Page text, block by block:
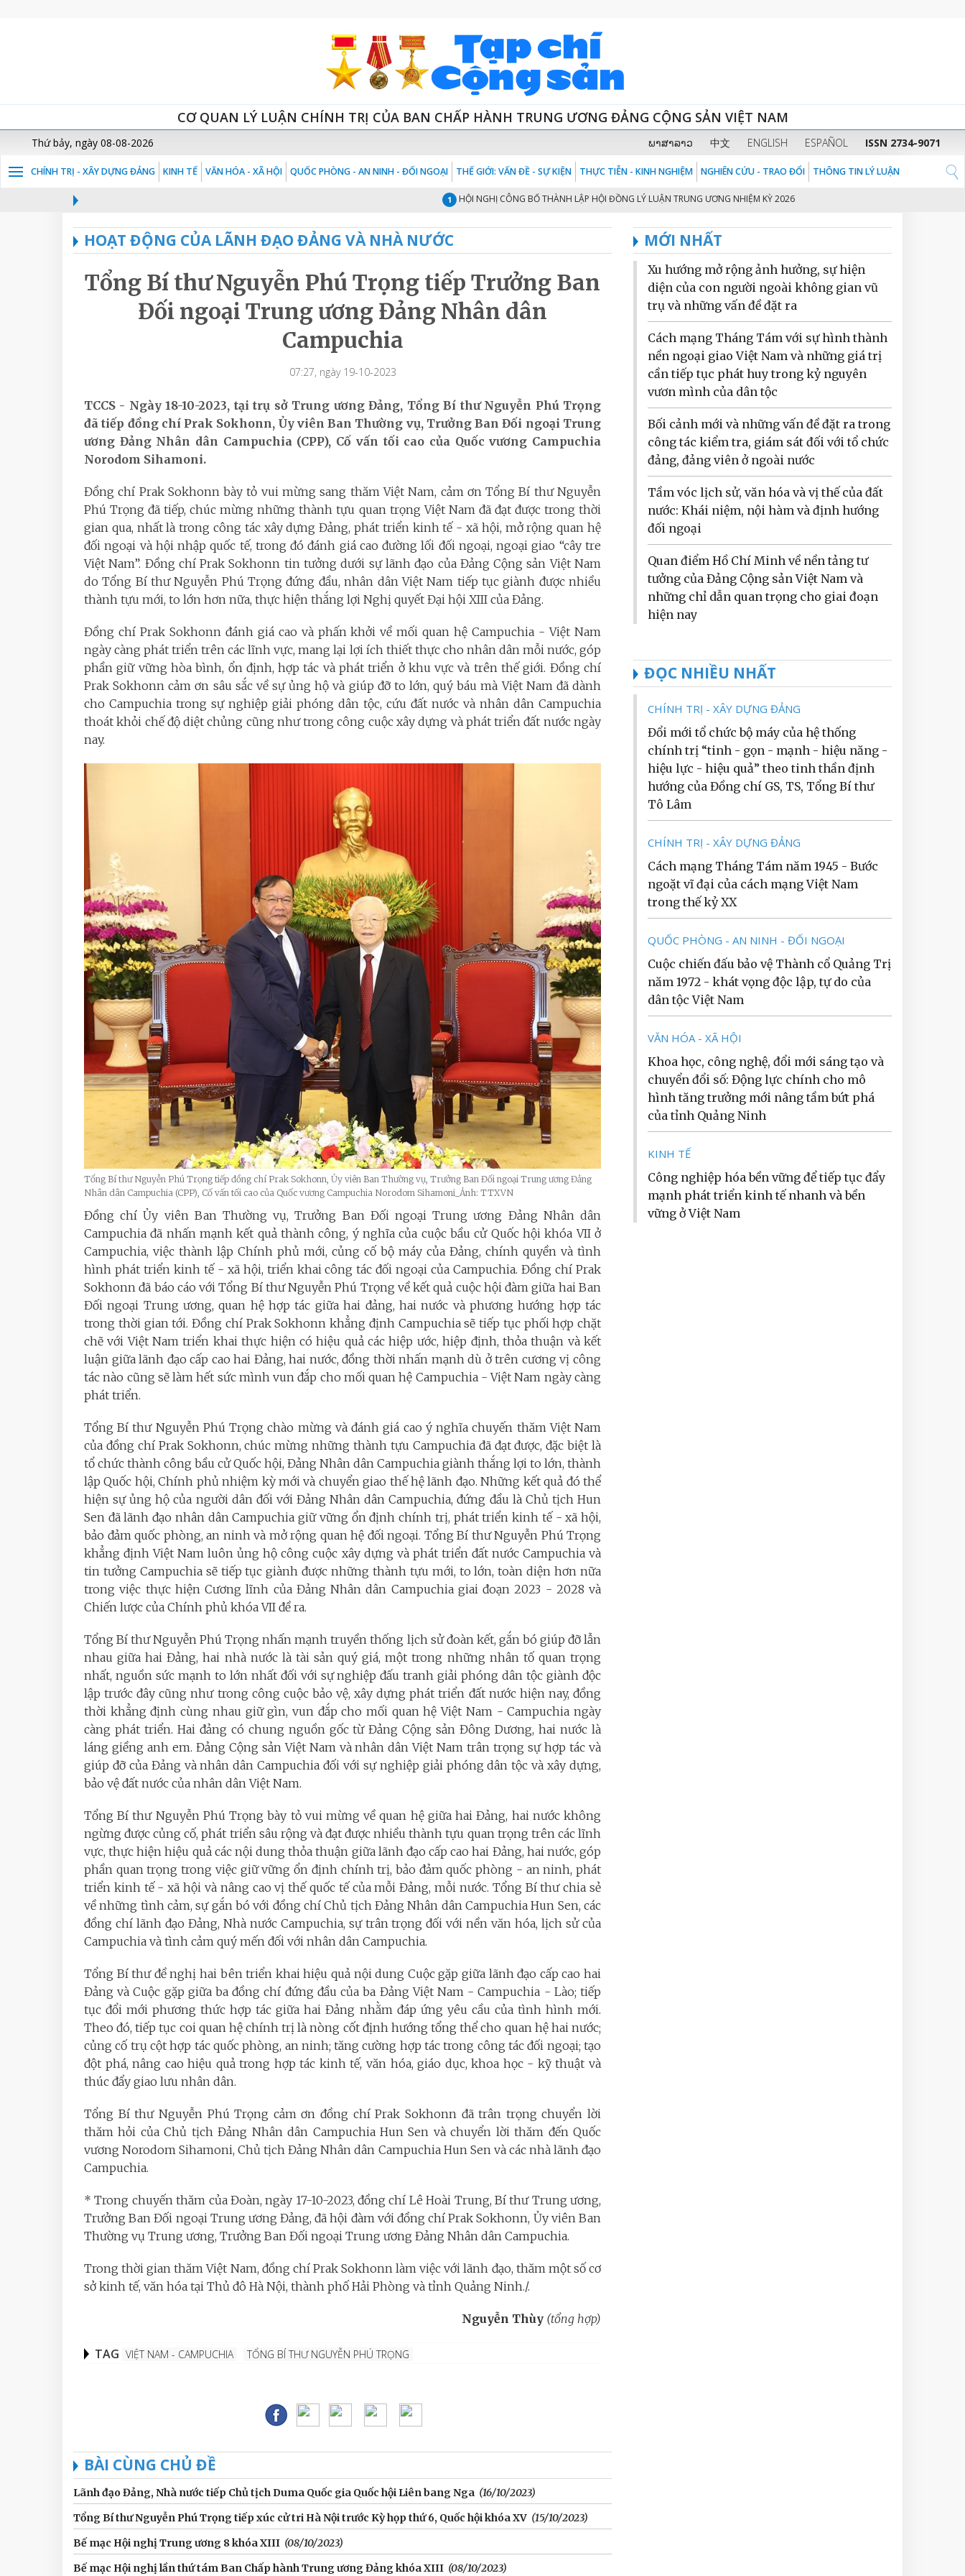
CƠ QUAN LÝ LUẬN CHÍNH TRỊ CỦA BAN CHẤP HÀNH TRUNG ƯƠNG ĐẢNG CỘNG SẢN VIỆT NAM
Thứ bảy, ngày 08-08-2026 ພາສາລາວ 中文 ENGLISH ESPAÑOL ISSN 2734-9071
CHÍNH TRỊ - XÂY DỰNG ĐẢNG KINH TẾ VĂN HÓA - XÃ HỘI QUỐC PHÒNG - AN NINH - ĐỐI NGOẠI THẾ GIỚI: VẤN ĐỀ - SỰ KIỆN THỰC TIỄN - KINH NGHIỆM NGHIÊN CỨU - TRAO ĐỔI THÔNG TIN LÝ LUẬN
HỘI NGHỊ CÔNG BỐ THÀNH LẬP HỘI ĐỒNG LÝ LUẬN TRUNG ƯƠNG NHIỆM KỲ 2026 - 2031
HOẠT ĐỘNG CỦA LÃNH ĐẠO ĐẢNG VÀ NHÀ NƯỚC
Tổng Bí thư Nguyễn Phú Trọng tiếp Trưởng Ban
Đối ngoại Trung ương Đảng Nhân dân
Campuchia
07:27, ngày 19-10-2023
TCCS - Ngày 18-10-2023, tại trụ sở Trung ương Đảng, Tổng Bí thư Nguyễn Phú Trọng
đã tiếp đồng chí Prak Sokhonn, Ủy viên Ban Thường vụ, Trưởng Ban Đối ngoại Trung
ương Đảng Nhân dân Campuchia (CPP), Cố vấn tối cao của Quốc vương Campuchia
Norodom Sihamoni.
Đồng chí Prak Sokhonn bày tỏ vui mừng sang thăm Việt Nam, cảm ơn Tổng Bí thư Nguyễn
Phú Trọng đã tiếp, chúc mừng những thành tựu quan trọng Việt Nam đã đạt được trong thời
gian qua, nhất là trong công tác xây dựng Đảng, phát triển kinh tế - xã hội, mở rộng quan hệ
đối ngoại và hội nhập quốc tế, trong đó đánh giá cao đường lối đối ngoại, ngoại giao “cây tre
Việt Nam”. Đồng chí Prak Sokhonn tin tưởng dưới sự lãnh đạo của Đảng Cộng sản Việt Nam
do Tổng Bí thư Nguyễn Phú Trọng đứng đầu, nhân dân Việt Nam tiếp tục giành được nhiều
thành tựu mới, to lớn hơn nữa, thực hiện thắng lợi Nghị quyết Đại hội XIII của Đảng.
Đồng chí Prak Sokhonn đánh giá cao và phấn khởi về mối quan hệ Campuchia - Việt Nam
ngày càng phát triển trên các lĩnh vực, mang lại lợi ích thiết thực cho nhân dân mỗi nước, góp
phần giữ vững hòa bình, ổn định, hợp tác và phát triển ở khu vực và trên thế giới. Đồng chí
Prak Sokhonn cảm ơn sâu sắc về sự ủng hộ và giúp đỡ to lớn, quý báu mà Việt Nam đã dành
cho Campuchia trong sự nghiệp giải phóng dân tộc, cứu đất nước và nhân dân Campuchia
thoát khỏi chế độ diệt chủng cũng như trong công cuộc xây dựng và phát triển đất nước ngày
nay.
Tổng Bí thư Nguyễn Phú Trọng tiếp đồng chí Prak Sokhonn, Ủy viên Ban Thường vụ, Trưởng Ban Đối ngoại Trung ương Đảng
Nhân dân Campuchia (CPP), Cố vấn tối cao của Quốc vương Campuchia Norodom Sihamoni_Ảnh: TTXVN
Đồng chí Ủy viên Ban Thường vụ, Trưởng Ban Đối ngoại Trung ương Đảng Nhân dân
Campuchia đã nhấn mạnh kết quả thành công, ý nghĩa của cuộc bầu cử Quốc hội khóa VII ở
Campuchia, việc thành lập Chính phủ mới, củng cố bộ máy của Đảng, chính quyền và tình
hình phát triển kinh tế - xã hội, triển khai công tác đối ngoại của Campuchia. Đồng chí Prak
Sokhonn đã báo cáo với Tổng Bí thư Nguyễn Phú Trọng về kết quả cuộc hội đàm giữa hai Ban
Đối ngoại Trung ương, quan hệ hợp tác giữa hai đảng, hai nước và phương hướng hợp tác
trong thời gian tới. Đồng chí Prak Sokhonn khẳng định Campuchia sẽ tiếp tục phối hợp chặt
chẽ với Việt Nam triển khai thực hiện có hiệu quả các hiệp ước, hiệp định, thỏa thuận và kết
luận giữa lãnh đạo cấp cao hai Đảng, hai nước, đồng thời nhấn mạnh dù ở trên cương vị công
tác nào cũng sẽ làm hết sức mình vun đắp cho mối quan hệ Campuchia - Việt Nam ngày càng
phát triển.
Tổng Bí thư Nguyễn Phú Trọng chào mừng và đánh giá cao ý nghĩa chuyến thăm Việt Nam
của đồng chí Prak Sokhonn, chúc mừng những thành tựu Campuchia đã đạt được, đặc biệt là
tổ chức thành công bầu cử Quốc hội, Đảng Nhân dân Campuchia giành thắng lợi to lớn, thành
lập Quốc hội, Chính phủ nhiệm kỳ mới và chuyển giao thế hệ lãnh đạo. Những kết quả đó thể
hiện sự ủng hộ của người dân đối với Đảng Nhân dân Campuchia, đứng đầu là Chủ tịch Hun
Sen đã lãnh đạo nhân dân Campuchia giữ vững ổn định chính trị, phát triển kinh tế - xã hội,
bảo đảm quốc phòng, an ninh và mở rộng quan hệ đối ngoại. Tổng Bí thư Nguyễn Phú Trọng
khẳng định Việt Nam luôn ủng hộ công cuộc xây dựng và phát triển đất nước Campuchia và
tin tưởng Campuchia sẽ tiếp tục giành được những thành tựu mới, to lớn, toàn diện hơn nữa
trong việc thực hiện Cương lĩnh của Đảng Nhân dân Campuchia giai đoạn 2023 - 2028 và
Chiến lược của Chính phủ khóa VII đề ra.
Tổng Bí thư Nguyễn Phú Trọng nhấn mạnh truyền thống lịch sử đoàn kết, gắn bó giúp đỡ lẫn
nhau giữa hai Đảng, hai nhà nước là tài sản quý giá, một trong những nhân tố quan trọng
nhất, nguồn sức mạnh to lớn nhất đối với sự nghiệp đấu tranh giải phóng dân tộc giành độc
lập trước đây cũng như trong công cuộc bảo vệ, xây dựng phát triển đất nước hiện nay, đồng
thời khẳng định cùng nhau giữ gìn, vun đắp cho mối quan hệ Việt Nam - Campuchia ngày
càng phát triển. Hai đảng có chung nguồn gốc từ Đảng Cộng sản Đông Dương, hai nước là
láng giềng anh em. Đảng Cộng sản Việt Nam và nhân dân Việt Nam trân trọng sự hợp tác và
giúp đỡ của Đảng và nhân dân Campuchia đối với sự nghiệp giải phóng dân tộc và xây dựng,
bảo vệ đất nước của nhân dân Việt Nam.
Tổng Bí thư Nguyễn Phú Trọng bày tỏ vui mừng về quan hệ giữa hai Đảng, hai nước không
ngừng được củng cố, phát triển sâu rộng và đạt được nhiều thành tựu quan trọng trên các lĩnh
vực, thực hiện hiệu quả các nội dung thỏa thuận giữa lãnh đạo cấp cao hai Đảng, hai nước, góp
phần quan trọng trong việc giữ vững ổn định chính trị, bảo đảm quốc phòng - an ninh, phát
triển kinh tế - xã hội và nâng cao vị thế quốc tế của mỗi Đảng, mỗi nước. Tổng Bí thư chia sẻ
về những tình cảm, sự gắn bó với đồng chí Chủ tịch Đảng Nhân dân Campuchia Hun Sen, các
đồng chí lãnh đạo Đảng, Nhà nước Campuchia, sự trân trọng đối với nền văn hóa, lịch sử của
Campuchia và tình cảm quý mến đối với nhân dân Campuchia.
Tổng Bí thư đề nghị hai bên triển khai hiệu quả nội dung Cuộc gặp giữa lãnh đạo cấp cao hai
Đảng và Cuộc gặp giữa ba đồng chí đứng đầu của ba Đảng Việt Nam - Campuchia - Lào; tiếp
tục đổi mới phương thức hợp tác giữa hai Đảng nhằm đáp ứng yêu cầu của tình hình mới.
Theo đó, tiếp tục coi quan hệ chính trị là nòng cốt định hướng tổng thể cho quan hệ hai nước;
củng cố trụ cột hợp tác quốc phòng, an ninh; tăng cường hợp tác trong công tác đối ngoại; tạo
đột phá, nâng cao hiệu quả trong hợp tác kinh tế, văn hóa, giáo dục, khoa học - kỹ thuật và
thúc đẩy giao lưu nhân dân.
Tổng Bí thư Nguyễn Phú Trọng cảm ơn đồng chí Prak Sokhonn đã trân trọng chuyển lời
thăm hỏi của Chủ tịch Đảng Nhân dân Campuchia Hun Sen và chuyển lời thăm đến Quốc
vương Norodom Sihamoni, Chủ tịch Đảng Nhân dân Campuchia Hun Sen và các nhà lãnh đạo
Campuchia.
* Trong chuyến thăm của Đoàn, ngày 17-10-2023, đồng chí Lê Hoài Trung, Bí thư Trung ương,
Trưởng Ban Đối ngoại Trung ương Đảng, đã hội đàm với đồng chí Prak Sokhonn, Ủy viên Ban
Thường vụ Trung ương, Trưởng Ban Đối ngoại Trung ương Đảng Nhân dân Campuchia.
Trong thời gian thăm Việt Nam, đồng chí Prak Sokhonn làm việc với lãnh đạo, thăm một số cơ
sở kinh tế, văn hóa tại Thủ đô Hà Nội, thành phố Hải Phòng và tỉnh Quảng Ninh./.
Nguyễn Thùy (tổng hợp)
TAG VIỆT NAM - CAMPUCHIA TỔNG BÍ THƯ NGUYỄN PHÚ TRỌNG
BÀI CÙNG CHỦ ĐỀ
Lãnh đạo Đảng, Nhà nước tiếp Chủ tịch Duma Quốc gia Quốc hội Liên bang Nga (16/10/2023)
Tổng Bí thư Nguyễn Phú Trọng tiếp xúc cử tri Hà Nội trước Kỳ họp thứ 6, Quốc hội khóa XV (15/10/2023)
Bế mạc Hội nghị Trung ương 8 khóa XIII (08/10/2023)
Bế mạc Hội nghị lần thứ tám Ban Chấp hành Trung ương Đảng khóa XIII (08/10/2023)
MỚI NHẤT
Xu hướng mở rộng ảnh hưởng, sự hiện
diện của con người ngoài không gian vũ
trụ và những vấn đề đặt ra
Cách mạng Tháng Tám với sự hình thành
nền ngoại giao Việt Nam và những giá trị
cần tiếp tục phát huy trong kỷ nguyên
vươn mình của dân tộc
Bối cảnh mới và những vấn đề đặt ra trong
công tác kiểm tra, giám sát đối với tổ chức
đảng, đảng viên ở ngoài nước
Tầm vóc lịch sử, văn hóa và vị thế của đất
nước: Khái niệm, nội hàm và định hướng
đối ngoại
Quan điểm Hồ Chí Minh về nền tảng tư
tưởng của Đảng Cộng sản Việt Nam và
những chỉ dẫn quan trọng cho giai đoạn
hiện nay
ĐỌC NHIỀU NHẤT
CHÍNH TRỊ - XÂY DỰNG ĐẢNG
Đổi mới tổ chức bộ máy của hệ thống
chính trị “tinh - gọn - mạnh - hiệu năng -
hiệu lực - hiệu quả” theo tinh thần định
hướng của Đồng chí GS, TS, Tổng Bí thư
Tô Lâm
CHÍNH TRỊ - XÂY DỰNG ĐẢNG
Cách mạng Tháng Tám năm 1945 - Bước
ngoặt vĩ đại của cách mạng Việt Nam
trong thế kỷ XX
QUỐC PHÒNG - AN NINH - ĐỐI NGOẠI
Cuộc chiến đấu bảo vệ Thành cổ Quảng Trị
năm 1972 - khát vọng độc lập, tự do của
dân tộc Việt Nam
VĂN HÓA - XÃ HỘI
Khoa học, công nghệ, đổi mới sáng tạo và
chuyển đổi số: Động lực chính cho mô
hình tăng trưởng mới nâng tầm bứt phá
của tỉnh Quảng Ninh
KINH TẾ
Công nghiệp hóa bền vững để tiếp tục đẩy
mạnh phát triển kinh tế nhanh và bền
vững ở Việt Nam